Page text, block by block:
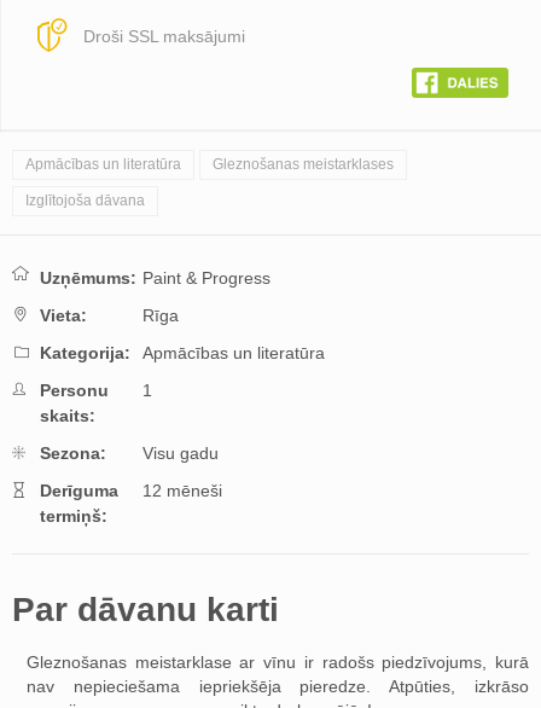
Droši SSL maksājumi
Apmācības un literatūra Gleznošanas meistarklases
Izglītojoša dāvana
Uzņēmums: Paint & Progress
Vieta:
Rīga
Kategorija:
Apmācības un literatūra
Personu
skaits:
1
Sezona:
Visu gadu
Derīguma
termiņš:
12 mēneši
Par dāvanu karti
Gleznošanas meistarklase ar vīnu ir radošs piedzīvojums, kurā
nav nepieciešama iepriekšēja pieredze. Atpūties, izkrāso